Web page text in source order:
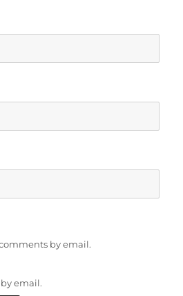
by email.
email.